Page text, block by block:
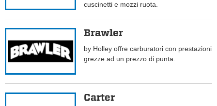
cuscinetti e mozzi ruota.
Brawler
by Holley offre carburatori con prestazioni
grezze ad un prezzo di punta.
Carter